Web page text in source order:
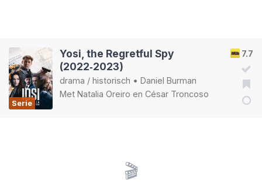
Serie
7.7
Yosi, the Regretful Spy
(2022‑2023)
drama / historisch • Daniel Burman
Met Natalia Oreiro en César Troncoso
🎬